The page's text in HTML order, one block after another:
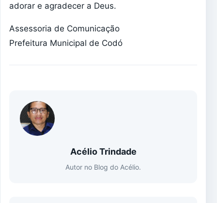
adorar e agradecer a Deus.
Assessoria de Comunicação
Prefeitura Municipal de Codó
Acélio Trindade
Autor no Blog do Acélio.